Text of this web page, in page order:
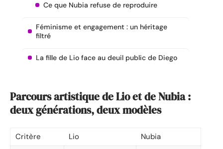
Ce que Nubia refuse de reproduire
Féminisme et engagement : un héritage
filtré
La fille de Lio face au deuil public de Diego
Parcours artistique de Lio et de Nubia :
deux générations, deux modèles
Critère Lio Nubia